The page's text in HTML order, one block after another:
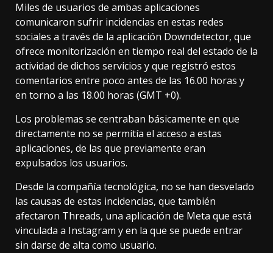
Miles de usuarios de ambas aplicaciones
comunicaron sufrir incidencias en estas redes
sociales a través de la aplicación Downdetector, que
ofrece monitorización en tiempo real del estado de la
actividad de dichos servicios y que registró estos
comentarios entre poco antes de las 16.00 horas y
en torno a las 18.00 horas (GMT +0).
Los problemas se centraban básicamente en que
directamente no se permitía el acceso a estas
aplicaciones, de las que previamente eran
expulsados los usuarios.
Desde la compañía tecnológica, no se han desvelado
las causas de estas incidencias, que también
afectaron Threads, una aplicación de Meta que está
vinculada a Instagram y en la que se puede entrar
sin darse de alta como usuario.